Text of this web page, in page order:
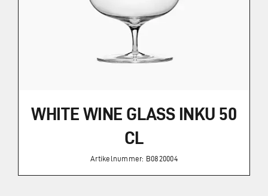
WHITE WINE GLASS INKU 50
CL
Artikelnummer: B0820004